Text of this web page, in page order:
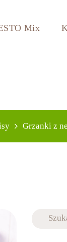
Mix
Grzanki z
Szukaj: